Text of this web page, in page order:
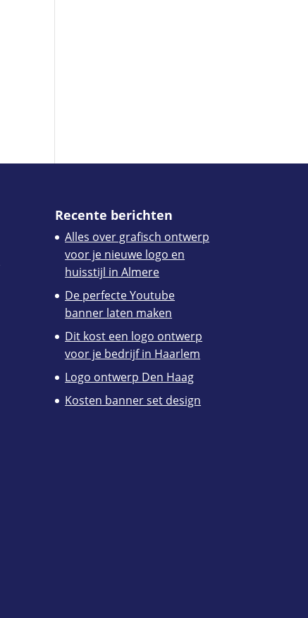
Recente berichten
Alles over grafisch ontwerp
voor je nieuwe logo en
huisstijl in Almere
De perfecte Youtube
banner laten maken
Dit kost een logo ontwerp
voor je bedrijf in Haarlem
Logo ontwerp Den Haag
Kosten banner set design